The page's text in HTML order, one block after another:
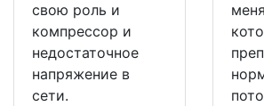
свою роль и
компрессор и
недостаточное
напряжение в
сети.